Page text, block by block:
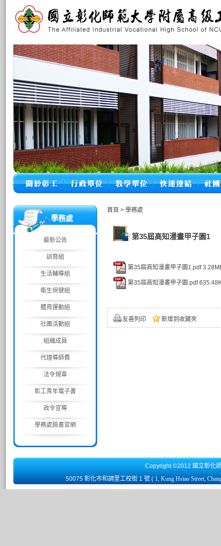
學務處
最新公告
訓育組
生活輔導組
衛生保健組
體育運動組
社團活動組
組織成員
代理導師費
法令規章
彰工青年電子書
政令宣導
學務處臉書官網
首頁 > 學務處
第35屆高知漫畫甲子園1
第35屆高知漫畫甲子園1.pdf
第35屆高知漫畫甲子園.pdf
友善列印 新增到收藏夾
Copyright ©2012 國立彰化
50075 彰化市和調里工校街 1 號 ( 1, Kung Hsiao Street,